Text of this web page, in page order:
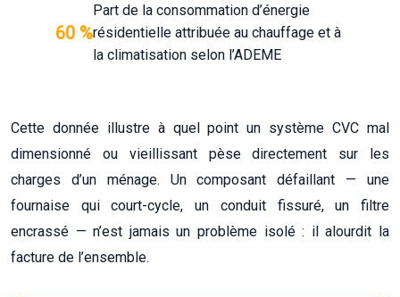
60 %
Part de la consommation d’énergie
résidentielle attribuée au chauffage et à
la climatisation selon l’ADEME
Cette donnée illustre à quel point un système CVC mal
dimensionné ou vieillissant pèse directement sur les
charges d’un ménage. Un composant défaillant — une
fournaise qui court-cycle, un conduit fissuré, un filtre
encrassé — n’est jamais un problème isolé : il alourdit la
facture de l’ensemble.